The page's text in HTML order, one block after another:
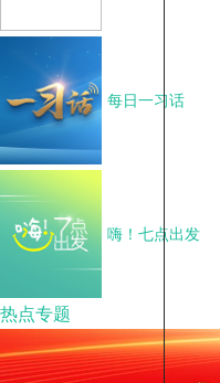
每日一习话
嗨！七点出发
热点专题